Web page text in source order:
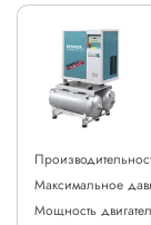
Максимальное
Мощность